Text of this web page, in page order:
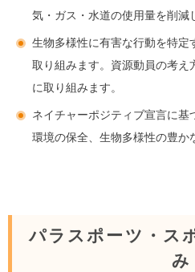
気・ガス・水道の使用量を削減
生物多様性に有害な行動を特定
取り組みます。資源動員の考え
に取り組みます。
ネイチャーポジティブ宣言に
環境の保全、生物多様性の豊か
パラスポーツ・ス
み